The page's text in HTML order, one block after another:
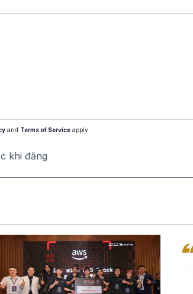
and Terms of Service apply.
khi đăng